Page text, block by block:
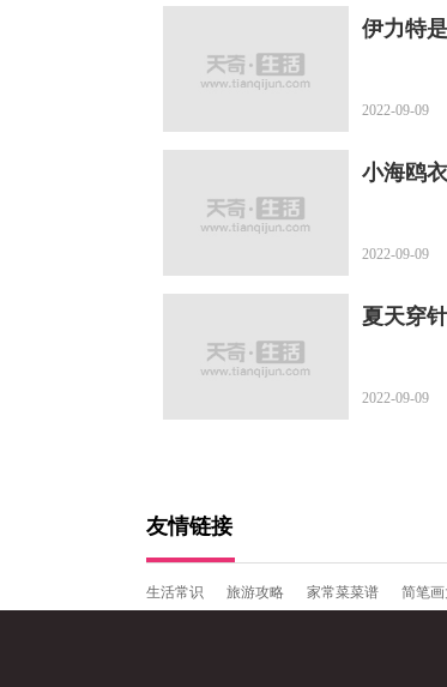
伊力特
2022-09-09
小海鸥
2022-09-09
夏天穿
2022-09-09
友情链接
生活常识 旅游攻略 家常菜菜谱 简笔画